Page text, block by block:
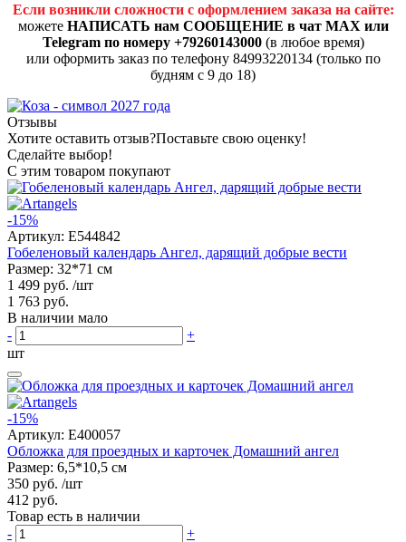
Если возникли сложности с оформлением заказа на сайте:
можете НАПИСАТЬ нам СООБЩЕНИЕ в чат MAX или
Telegram по номеру +79260143000(в любое время)
или оформить заказ по телефону 84993220134 (только по
будням с 9 до 18)
Отзывы
Хотите оставить отзыв?Поставьте свою оценку!
Сделайте выбор!
С этим товаром покупают
-15%
Артикул: E544842
Гобеленовый календарь Ангел, дарящий добрые вести
Размер: 32*71 см
1 499 руб. /шт
1 763 руб.
В наличии мало
-
+
шт
-15%
Артикул: E400057
Обложка для проездных и карточек Домашний ангел
Размер: 6,5*10,5 см
350 руб. /шт
412 руб.
Товар есть в наличии
-
+